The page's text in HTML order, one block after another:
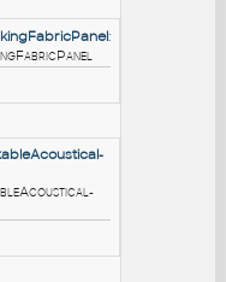
BLOKY
StackingFabricPanel